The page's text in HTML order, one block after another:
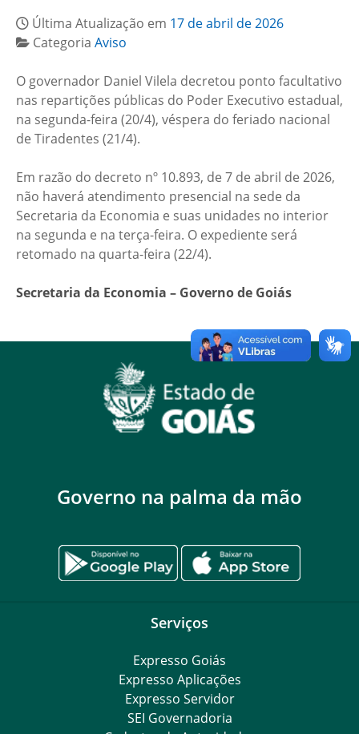
Última Atualização em 17 de abril de 2026
Categoria Aviso
O governador Daniel Vilela decretou ponto facultativo
nas repartições públicas do Poder Executivo estadual,
na segunda-feira (20/4), véspera do feriado nacional
de Tiradentes (21/4).
Em razão do decreto nº 10.893, de 7 de abril de 2026,
não haverá atendimento presencial na sede da
Secretaria da Economia e suas unidades no interior
na segunda e na terça-feira. O expediente será
retomado na quarta-feira (22/4).
Secretaria da Economia – Governo de Goiás
Governo na palma da mão
Serviços
Expresso Goiás
Expresso Aplicações
Expresso Servidor
SEI Governadoria